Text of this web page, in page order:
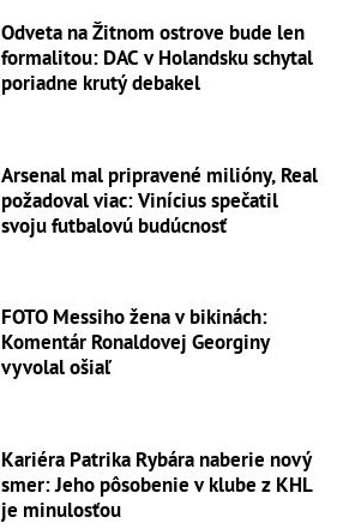
Odveta na Žitnom ostrove bude len
formalitou: DAC v Holandsku schytal
poriadne krutý debakel
Arsenal mal pripravené milióny, Real
požadoval viac: Vinícius spečatil
svoju futbalovú budúcnosť
FOTO Messiho žena v bikinách:
Komentár Ronaldovej Georginy
vyvolal ošiaľ
Kariéra Patrika Rybára naberie nový
smer: Jeho pôsobenie v klube z KHL
je minulosťou